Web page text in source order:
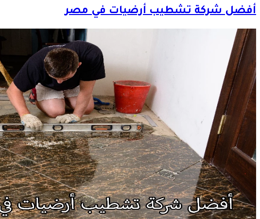
أفضل شركة تشطيب أرضيات في مصر